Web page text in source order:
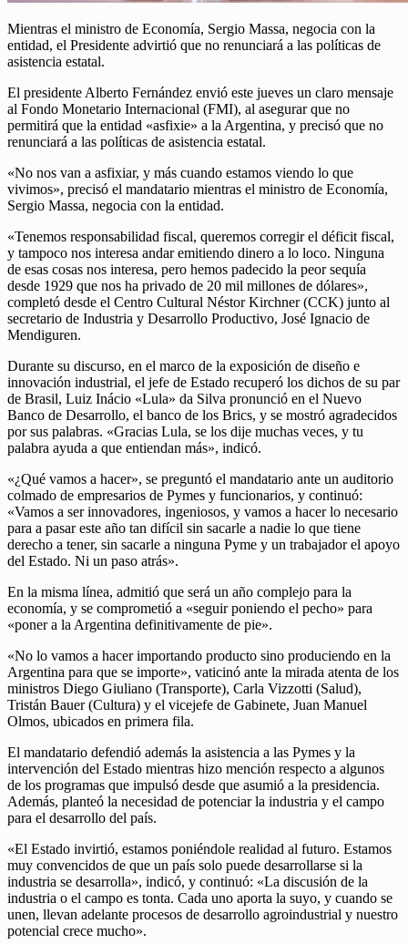
Mientras el ministro de Economía, Sergio Massa, negocia con la
entidad, el Presidente advirtió que no renunciará a las políticas de
asistencia estatal.
El presidente Alberto Fernández envió este jueves un claro mensaje
al Fondo Monetario Internacional (FMI), al asegurar que no
permitirá que la entidad «asfixie» a la Argentina, y precisó que no
renunciará a las políticas de asistencia estatal.
«No nos van a asfixiar, y más cuando estamos viendo lo que
vivimos», precisó el mandatario mientras el ministro de Economía,
Sergio Massa, negocia con la entidad.
«Tenemos responsabilidad fiscal, queremos corregir el déficit fiscal,
y tampoco nos interesa andar emitiendo dinero a lo loco. Ninguna
de esas cosas nos interesa, pero hemos padecido la peor sequía
desde 1929 que nos ha privado de 20 mil millones de dólares»,
completó desde el Centro Cultural Néstor Kirchner (CCK) junto al
secretario de Industria y Desarrollo Productivo, José Ignacio de
Mendiguren.
Durante su discurso, en el marco de la exposición de diseño e
innovación industrial, el jefe de Estado recuperó los dichos de su par
de Brasil, Luiz Inácio «Lula» da Silva pronunció en el Nuevo
Banco de Desarrollo, el banco de los Brics, y se mostró agradecidos
por sus palabras. «Gracias Lula, se los dije muchas veces, y tu
palabra ayuda a que entiendan más», indicó.
«¿Qué vamos a hacer», se preguntó el mandatario ante un auditorio
colmado de empresarios de Pymes y funcionarios, y continuó:
«Vamos a ser innovadores, ingeniosos, y vamos a hacer lo necesario
para a pasar este año tan difícil sin sacarle a nadie lo que tiene
derecho a tener, sin sacarle a ninguna Pyme y un trabajador el apoyo
del Estado. Ni un paso atrás».
En la misma línea, admitió que será un año complejo para la
economía, y se comprometió a «seguir poniendo el pecho» para
«poner a la Argentina definitivamente de pie».
«No lo vamos a hacer importando producto sino produciendo en la
Argentina para que se importe», vaticinó ante la mirada atenta de los
ministros Diego Giuliano (Transporte), Carla Vizzotti (Salud),
Tristán Bauer (Cultura) y el vicejefe de Gabinete, Juan Manuel
Olmos, ubicados en primera fila.
El mandatario defendió además la asistencia a las Pymes y la
intervención del Estado mientras hizo mención respecto a algunos
de los programas que impulsó desde que asumió a la presidencia.
Además, planteó la necesidad de potenciar la industria y el campo
para el desarrollo del país.
«El Estado invirtió, estamos poniéndole realidad al futuro. Estamos
muy convencidos de que un país solo puede desarrollarse si la
industria se desarrolla», indicó, y continuó: «La discusión de la
industria o el campo es tonta. Cada uno aporta la suyo, y cuando se
unen, llevan adelante procesos de desarrollo agroindustrial y nuestro
potencial crece mucho».